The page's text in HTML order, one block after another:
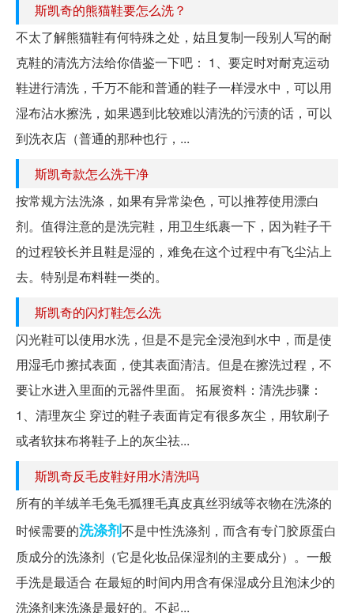
斯凯奇的熊猫鞋要怎么洗？
不太了解熊猫鞋有何特殊之处，姑且复制一段别人写的耐
克鞋的清洗方法给你借鉴一下吧： 1、要定时对耐克运动
鞋进行清洗，千万不能和普通的鞋子一样浸水中，可以用
湿布沾水擦洗，如果遇到比较难以清洗的污渍的话，可以
到洗衣店（普通的那种也行，...
斯凯奇款怎么洗干净
按常规方法洗涤，如果有异常染色，可以推荐使用漂白
剂。值得注意的是洗完鞋，用卫生纸裹一下，因为鞋子干
的过程较长并且鞋是湿的，难免在这个过程中有飞尘沾上
去。特别是布料鞋一类的。
斯凯奇的闪灯鞋怎么洗
闪光鞋可以使用水洗，但是不是完全浸泡到水中，而是使
用湿毛巾擦拭表面，使其表面清洁。但是在擦洗过程，不
要让水进入里面的元器件里面。 拓展资料：清洗步骤：
1、清理灰尘 穿过的鞋子表面肯定有很多灰尘，用软刷子
或者软抹布将鞋子上的灰尘祛...
斯凯奇反毛皮鞋好用水清洗吗
所有的羊绒羊毛兔毛狐狸毛真皮真丝羽绒等衣物在洗涤的
时候需要的洗涤剂不是中性洗涤剂，而含有专门胶原蛋白
质成分的洗涤剂（它是化妆品保湿剂的主要成分）。一般
手洗是最适合 在最短的时间内用含有保湿成分且泡沫少的
洗涤剂来洗涤是最好的。不起...